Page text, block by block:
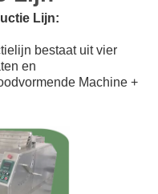
Lijn:
bestaat uit vier
en
Machine +